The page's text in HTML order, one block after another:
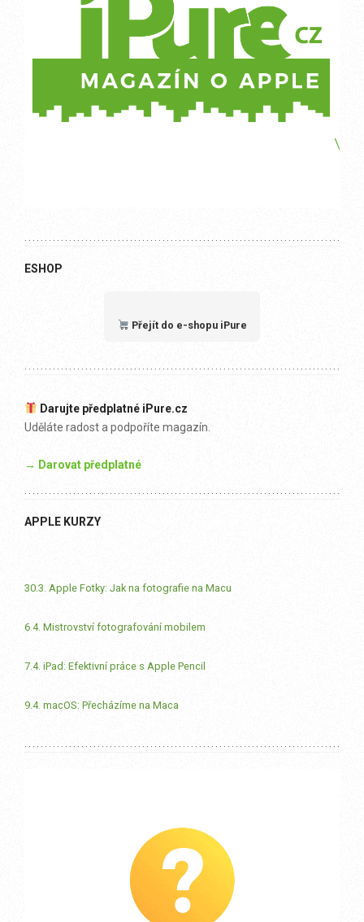
ESHOP
Přejít do e-shopu iPure
Darujte předplatné iPure.cz
Uděláte radost a podpoříte magazín.
→ Darovat předplatné
APPLE KURZY
30.3. Apple Fotky: Jak na fotografie na Macu
6.4. Mistrovství fotografování mobilem
7.4. iPad: Efektivní práce s Apple Pencil
9.4. macOS: Přecházíme na Maca